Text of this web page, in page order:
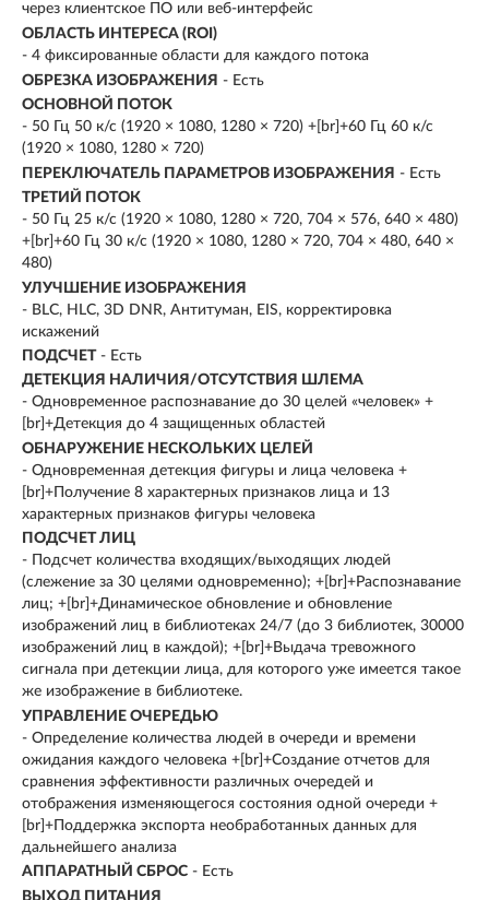
через клиентское ПО или веб-интерфейс
ОБЛАСТЬ ИНТЕРЕСА (ROI)
- 4 фиксированные области для каждого потока
ОБРЕЗКА ИЗОБРАЖЕНИЯ - Есть
ОСНОВНОЙ ПОТОК
- 50 Гц 50 к/с (1920 × 1080, 1280 × 720) +[br]+60 Гц 60 к/с
(1920 × 1080, 1280 × 720)
ПЕРЕКЛЮЧАТЕЛЬ ПАРАМЕТРОВ ИЗОБРАЖЕНИЯ - Есть
ТРЕТИЙ ПОТОК
- 50 Гц 25 к/с (1920 × 1080, 1280 × 720, 704 × 576, 640 × 480)
+[br]+60 Гц 30 к/с (1920 × 1080, 1280 × 720, 704 × 480, 640 ×
480)
УЛУЧШЕНИЕ ИЗОБРАЖЕНИЯ
- BLC, HLC, 3D DNR, Антитуман, EIS, корректировка
искажений
ПОДСЧЕТ - Есть
ДЕТЕКЦИЯ НАЛИЧИЯ/ОТСУТСТВИЯ ШЛЕМА
- Одновременное распознавание до 30 целей «человек» +
[br]+Детекция до 4 защищенных областей
ОБНАРУЖЕНИЕ НЕСКОЛЬКИХ ЦЕЛЕЙ
- Одновременная детекция фигуры и лица человека +
[br]+Получение 8 характерных признаков лица и 13
характерных признаков фигуры человека
ПОДСЧЕТ ЛИЦ
- Подсчет количества входящих/выходящих людей
(слежение за 30 целями одновременно); +[br]+Распознавание
лиц; +[br]+Динамическое обновление и обновление
изображений лиц в библиотеках 24/7 (до 3 библиотек, 30000
изображений лиц в каждой); +[br]+Выдача тревожного
сигнала при детекции лица, для которого уже имеется такое
же изображение в библиотеке.
УПРАВЛЕНИЕ ОЧЕРЕДЬЮ
- Определение количества людей в очереди и времени
ожидания каждого человека +[br]+Создание отчетов для
сравнения эффективности различных очередей и
отображения изменяющегося состояния одной очереди +
[br]+Поддержка экспорта необработанных данных для
дальнейшего анализа
АППАРАТНЫЙ СБРОС - Есть
ВЫХОД ПИТАНИЯ